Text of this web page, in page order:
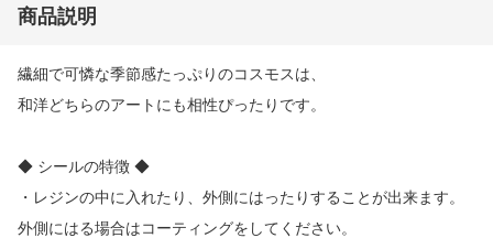
商品説明
繊細で可憐な季節感たっぷりのコスモスは、
和洋どちらのアートにも相性ぴったりです。
◆ シールの特徴 ◆
・レジンの中に入れたり、外側にはったりすることが出来ます。
外側にはる場合はコーティングをしてください。